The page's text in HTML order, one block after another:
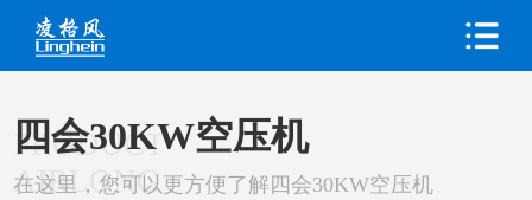
PRODUCT
AIRLONG
四会30KW空压机
在这里，您可以更方便了解四会30KW空压机